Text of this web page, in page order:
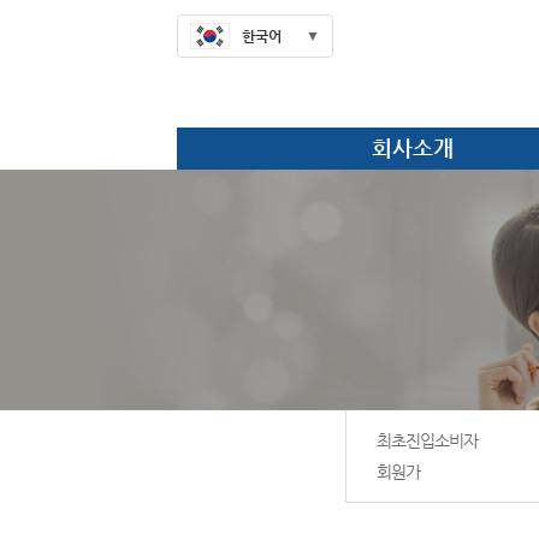
한국어
회사소개
최초진입소비자
회원가